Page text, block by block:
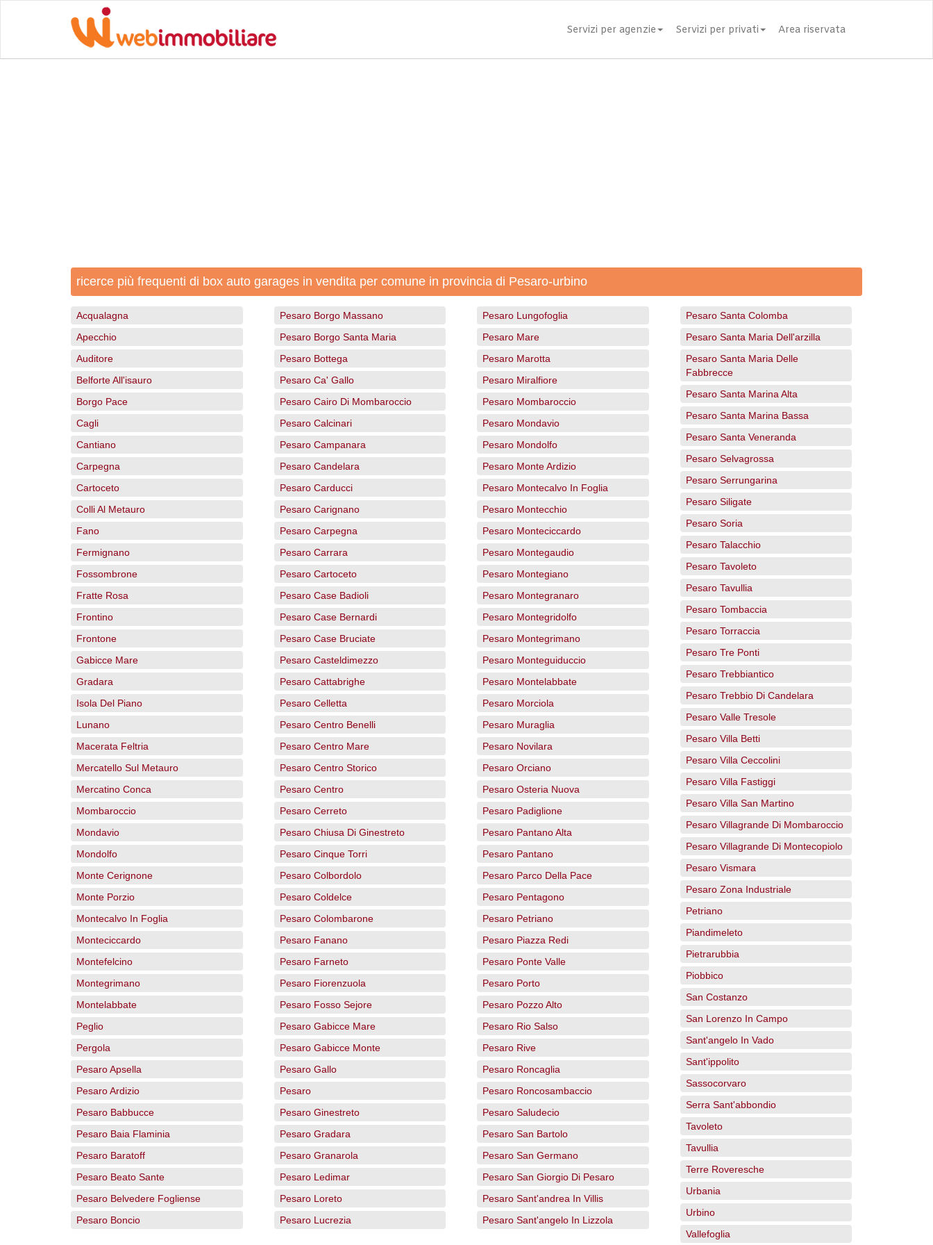
Servizi per agenzie Servizi per privati Area riservata
ricerce più frequenti di box auto garages in vendita per comune in provincia di Pesaro-urbino
Acqualagna
Apecchio
Auditore
Belforte All'isauro
Borgo Pace
Cagli
Cantiano
Carpegna
Cartoceto
Colli Al Metauro
Fano
Fermignano
Fossombrone
Fratte Rosa
Frontino
Frontone
Gabicce Mare
Gradara
Isola Del Piano
Lunano
Macerata Feltria
Mercatello Sul Metauro
Mercatino Conca
Mombaroccio
Mondavio
Mondolfo
Monte Cerignone
Monte Porzio
Montecalvo In Foglia
Monteciccardo
Montefelcino
Montegrimano
Montelabbate
Peglio
Pergola
Pesaro Apsella
Pesaro Ardizio
Pesaro Babbucce
Pesaro Baia Flaminia
Pesaro Baratoff
Pesaro Beato Sante
Pesaro Belvedere Fogliense
Pesaro Boncio
Pesaro Borgo Massano
Pesaro Borgo Santa Maria
Pesaro Bottega
Pesaro Ca' Gallo
Pesaro Cairo Di Mombaroccio
Pesaro Calcinari
Pesaro Campanara
Pesaro Candelara
Pesaro Carducci
Pesaro Carignano
Pesaro Carpegna
Pesaro Carrara
Pesaro Cartoceto
Pesaro Case Badioli
Pesaro Case Bernardi
Pesaro Case Bruciate
Pesaro Casteldimezzo
Pesaro Cattabrighe
Pesaro Celletta
Pesaro Centro Benelli
Pesaro Centro Mare
Pesaro Centro Storico
Pesaro Centro
Pesaro Cerreto
Pesaro Chiusa Di Ginestreto
Pesaro Cinque Torri
Pesaro Colbordolo
Pesaro Coldelce
Pesaro Colombarone
Pesaro Fanano
Pesaro Farneto
Pesaro Fiorenzuola
Pesaro Fosso Sejore
Pesaro Gabicce Mare
Pesaro Gabicce Monte
Pesaro Gallo
Pesaro
Pesaro Ginestreto
Pesaro Gradara
Pesaro Granarola
Pesaro Ledimar
Pesaro Loreto
Pesaro Lucrezia
Pesaro Lungofoglia
Pesaro Mare
Pesaro Marotta
Pesaro Miralfiore
Pesaro Mombaroccio
Pesaro Mondavio
Pesaro Mondolfo
Pesaro Monte Ardizio
Pesaro Montecalvo In Foglia
Pesaro Montecchio
Pesaro Monteciccardo
Pesaro Montegaudio
Pesaro Montegiano
Pesaro Montegranaro
Pesaro Montegridolfo
Pesaro Montegrimano
Pesaro Monteguiduccio
Pesaro Montelabbate
Pesaro Morciola
Pesaro Muraglia
Pesaro Novilara
Pesaro Orciano
Pesaro Osteria Nuova
Pesaro Padiglione
Pesaro Pantano Alta
Pesaro Pantano
Pesaro Parco Della Pace
Pesaro Pentagono
Pesaro Petriano
Pesaro Piazza Redi
Pesaro Ponte Valle
Pesaro Porto
Pesaro Pozzo Alto
Pesaro Rio Salso
Pesaro Rive
Pesaro Roncaglia
Pesaro Roncosambaccio
Pesaro Saludecio
Pesaro San Bartolo
Pesaro San Germano
Pesaro San Giorgio Di Pesaro
Pesaro Sant'andrea In Villis
Pesaro Sant'angelo In Lizzola
Pesaro Santa Colomba
Pesaro Santa Maria Dell'arzilla
Pesaro Santa Maria Delle
Fabbrecce
Pesaro Santa Marina Alta
Pesaro Santa Marina Bassa
Pesaro Santa Veneranda
Pesaro Selvagrossa
Pesaro Serrungarina
Pesaro Siligate
Pesaro Soria
Pesaro Talacchio
Pesaro Tavoleto
Pesaro Tavullia
Pesaro Tombaccia
Pesaro Torraccia
Pesaro Tre Ponti
Pesaro Trebbiantico
Pesaro Trebbio Di Candelara
Pesaro Valle Tresole
Pesaro Villa Betti
Pesaro Villa Ceccolini
Pesaro Villa Fastiggi
Pesaro Villa San Martino
Pesaro Villagrande Di Mombaroccio
Pesaro Villagrande Di Montecopiolo
Pesaro Vismara
Pesaro Zona Industriale
Petriano
Piandimeleto
Pietrarubbia
Piobbico
San Costanzo
San Lorenzo In Campo
Sant'angelo In Vado
Sant'ippolito
Sassocorvaro
Serra Sant'abbondio
Tavoleto
Tavullia
Terre Roveresche
Urbania
Urbino
Vallefoglia